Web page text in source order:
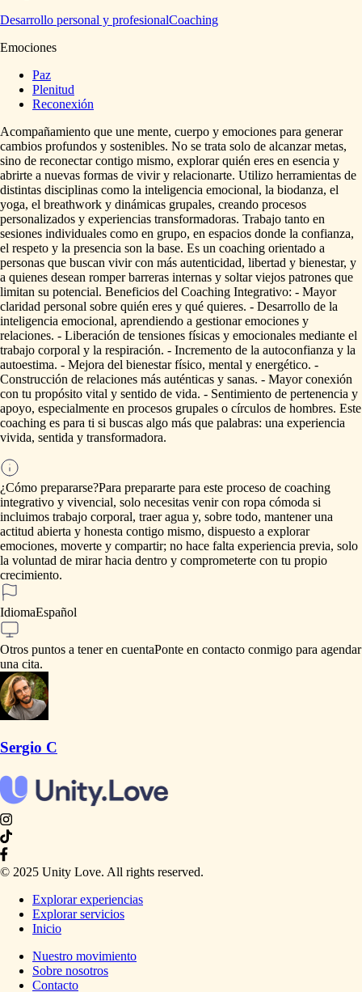
Desarrollo personal y profesionalCoaching
Emociones
Paz
Plenitud
Reconexión
Acompañamiento que une mente, cuerpo y emociones para generar
cambios profundos y sostenibles. No se trata solo de alcanzar metas,
sino de reconectar contigo mismo, explorar quién eres en esencia y
abrirte a nuevas formas de vivir y relacionarte. Utilizo herramientas de
distintas disciplinas como la inteligencia emocional, la biodanza, el
yoga, el breathwork y dinámicas grupales, creando procesos
personalizados y experiencias transformadoras. Trabajo tanto en
sesiones individuales como en grupo, en espacios donde la confianza,
el respeto y la presencia son la base. Es un coaching orientado a
personas que buscan vivir con más autenticidad, libertad y bienestar, y
a quienes desean romper barreras internas y soltar viejos patrones que
limitan su potencial. Beneficios del Coaching Integrativo: - Mayor
claridad personal sobre quién eres y qué quieres. - Desarrollo de la
inteligencia emocional, aprendiendo a gestionar emociones y
relaciones. - Liberación de tensiones físicas y emocionales mediante el
trabajo corporal y la respiración. - Incremento de la autoconfianza y la
autoestima. - Mejora del bienestar físico, mental y energético. -
Construcción de relaciones más auténticas y sanas. - Mayor conexión
con tu propósito vital y sentido de vida. - Sentimiento de pertenencia y
apoyo, especialmente en procesos grupales o círculos de hombres. Este
coaching es para ti si buscas algo más que palabras: una experiencia
vivida, sentida y transformadora.
¿Cómo prepararse?Para prepararte para este proceso de coaching
integrativo y vivencial, solo necesitas venir con ropa cómoda si
incluimos trabajo corporal, traer agua y, sobre todo, mantener una
actitud abierta y honesta contigo mismo, dispuesto a explorar
emociones, moverte y compartir; no hace falta experiencia previa, solo
la voluntad de mirar hacia dentro y comprometerte con tu propio
crecimiento.
IdiomaEspañol
Otros puntos a tener en cuentaPonte en contacto conmigo para agendar
una cita.
Sergio C
© 2025 Unity Love. All rights reserved.
Explorar experiencias
Explorar servicios
Inicio
Nuestro movimiento
Sobre nosotros
Contacto